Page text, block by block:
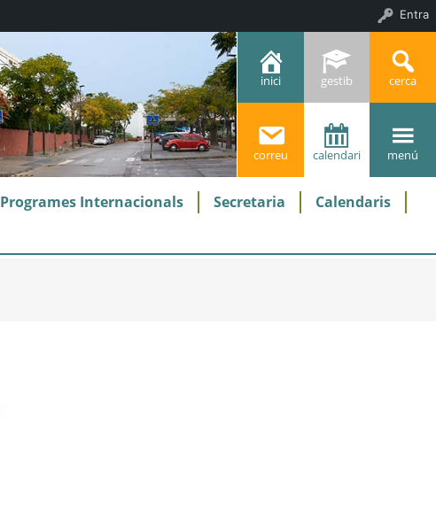
inici gestib cerca
correu calendari menú
Programes Internacionals Secretaria
Calendaris
Entra